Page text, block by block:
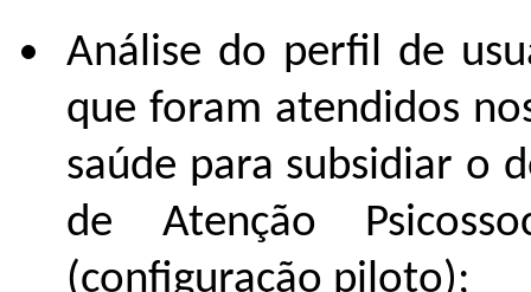
Análise do perfil de
que foram atendidos
saúde para subsidiar o
de Atenção
(configuração piloto);